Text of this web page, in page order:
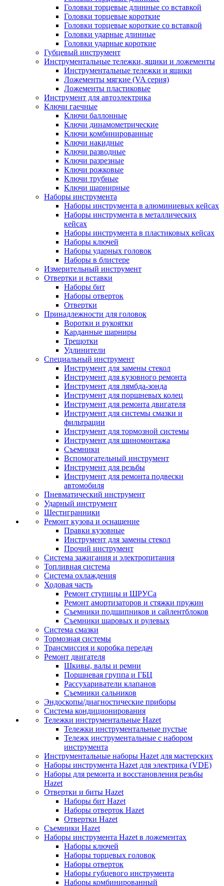
Головки торцевые длинные со вставкой
Головки торцевые короткие
Головки торцевые короткие со вставкой
Головки ударные длинные
Головки ударные короткие
Губцевый инструмент
Инструментальные тележки, ящики и ложементы
Инструментальные тележки и ящики
Ложементы мягкие (VA серия)
Ложементы пластиковые
Инструмент для автоэлектрика
Ключи гаечные
Ключи баллонные
Ключи динамометрические
Ключи комбинированные
Ключи накидные
Ключи разводные
Ключи разрезные
Ключи рожковые
Ключи трубные
Ключи шарнирные
Наборы инструмента
Наборы инструмента в алюминиевых кейсах
Наборы инструмента в металлических
кейсах
Наборы инструмента в пластиковых кейсах
Наборы ключей
Наборы ударных головок
Наборы в блистере
Измерительный инструмент
Отвертки и вставки
Наборы бит
Наборы отверток
Отвертки
Принадлежности для головок
Воротки и рукоятки
Карданные шарниры
Трещотки
Удлинители
Специальный инструмент
Инструмент для замены стекол
Инструмент для кузовного ремонта
Инструмент для лямбда-зонда
Инструмент для поршневых колец
Инструмент для ремонта двигателя
Инструмент для системы смазки и
фильтрации
Инструмент для тормозной системы
Инструмент для шиномонтажа
Съемники
Вспомогательный инструмент
Инструмент для резьбы
Инструмент для ремонта подвески
автомобиля
Пневматический инструмент
Ударный инструмент
Шестигранники
Ремонт кузова и оснащение
Правки кузовные
Инструмент для замены стекол
Прочий инструмент
Система зажигания и электропитания
Топливная система
Система охлаждения
Ходовая часть
Ремонт ступицы и ШРУСа
Ремонт амортизаторов и стяжки пружин
Съемники подшипников и сайлентблоков
Съемники шаровых и рулевых
Система смазки
Тормозная системы
Трансмиссия и коробка передач
Ремонт двигателя
Шкивы, валы и ремни
Поршневая группа и ГБЦ
Рассухариватели клапанов
Съемники сальников
Эндоскопы/диагностические приборы
Система кондиционирования
Тележки инструментальные Hazet
Тележки инструментальные пустые
Тележк инструментальные с набором
инструмента
Инструментальные наборы Hazet для мастерских
Наборы инструмента Hazet для электрика (VDE)
Наборы для ремонта и восстановления резьбы
Hazet
Отвертки и биты Hazet
Наборы бит Hazet
Наборы отверток Hazet
Отвертки Hazet
Съемники Hazet
Наборы инструмента Hazet в ложементах
Наборы ключей
Наборы торцевых головок
Наборы отверток
Наборы губцевого инструмента
Наборы комбинированный